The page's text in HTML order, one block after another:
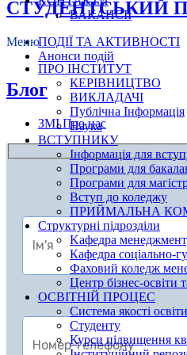
ВАКАНСІЇ
Меню
ПРО ІНСТИТУТ
КЕРІВНИЦТВО
ВИКЛАДАЧІ
Публічна Інформація
Наука
ВСТУПНИКУ
Інформація для
Програми для
Програми для
Вступ до коледжу
ПРИЙМАЛЬНА
Структурні підрозділи
Kафедра
Кафедра соціально-
Фаховий коледж
Центр бізнес-освіти
ОСВІТНІЙ ПРОЦЕС
Система якості освіти
Студенту
Курси підвищення
СТУДЕНТСЬКИЙ
ПОДІЇ ТА АКТИВНОСТІ
Анонси подій
Блог
ЗМІ Про нас